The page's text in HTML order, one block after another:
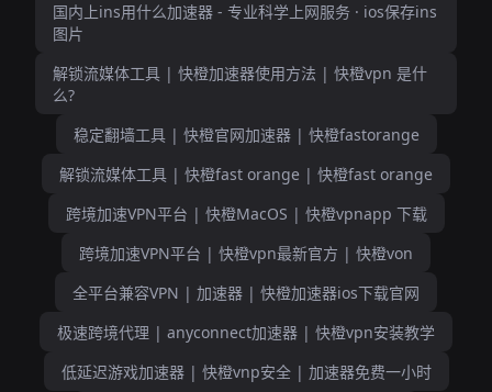
国内上ins用什么加速器 - 专业科学上网服务 · ios保存ins
图片
解锁流媒体工具 | 快橙加速器使用方法 | 快橙vpn 是什
么?
稳定翻墙工具 | 快橙官网加速器 | 快橙fastorange
解锁流媒体工具 | 快橙fast orange | 快橙fast orange
跨境加速VPN平台 | 快橙MacOS | 快橙vpnapp 下载
跨境加速VPN平台 | 快橙vpn最新官方 | 快橙von
全平台兼容VPN | 加速器 | 快橙加速器ios下载官网
极速跨境代理 | anyconnect加速器 | 快橙vpn安装教学
低延迟游戏加速器 | 快橙vnp安全 | 加速器免费一小时